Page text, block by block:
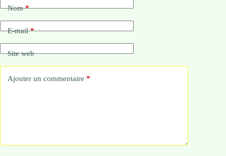
Nom*
E-mail*
Site web
Ajouter un commentaire *